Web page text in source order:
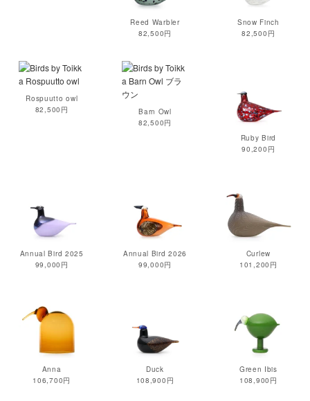
Reed Warbler
82,500円
Snow Finch
82,500円
Rospuutto owl
82,500円
Barn Owl
82,500円
Ruby Bird
90,200円
Annual Bird 2025
99,000円
Annual Bird 2026
99,000円
Curlew
101,200円
Anna
106,700円
Duck
108,900円
Green Ibis
108,900円